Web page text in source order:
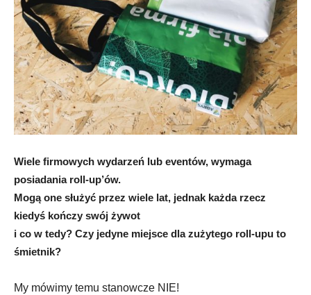
Wiele firmowych wydarzeń lub eventów, wymaga
posiadania roll-up’ów.
Mogą one służyć przez wiele lat, jednak każda rzecz
kiedyś kończy swój żywot
i co w tedy? Czy jedyne miejsce dla zużytego roll-upu to
śmietnik?
My mówimy temu stanowcze NIE!